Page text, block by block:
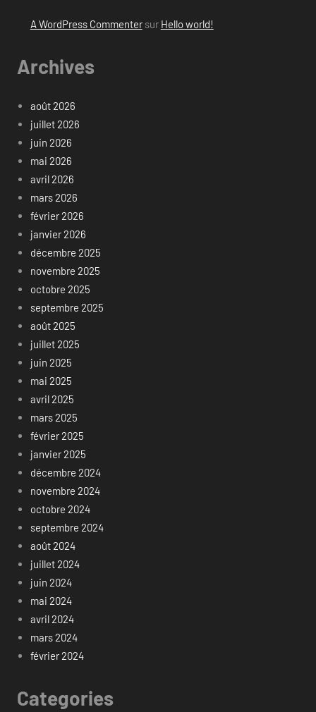
A WordPress Commentersur Hello world!
Archives
août 2026
juillet 2026
juin 2026
mai 2026
avril 2026
mars 2026
février 2026
janvier 2026
décembre 2025
novembre 2025
octobre 2025
septembre 2025
août 2025
juillet 2025
juin 2025
mai 2025
avril 2025
mars 2025
février 2025
janvier 2025
décembre 2024
novembre 2024
octobre 2024
septembre 2024
août 2024
juillet 2024
juin 2024
mai 2024
avril 2024
mars 2024
février 2024
Categories